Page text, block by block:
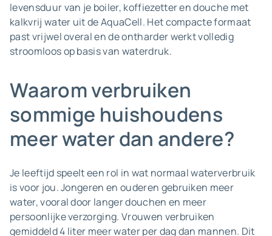
levensduur van je boiler, koffiezetter en douche met
kalkvrij water uit de AquaCell. Het compacte formaat
past vrijwel overal en de ontharder werkt volledig
stroomloos op basis van waterdruk.
Waarom verbruiken
sommige huishoudens
meer water dan andere?
Je leeftijd speelt een rol in wat normaal waterverbruik
is voor jou. Jongeren en ouderen gebruiken meer
water, vooral door langer douchen en meer
persoonlijke verzorging. Vrouwen verbruiken
gemiddeld 4 liter meer water per dag dan mannen. Dit